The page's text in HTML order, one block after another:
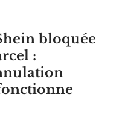
bloquée
: